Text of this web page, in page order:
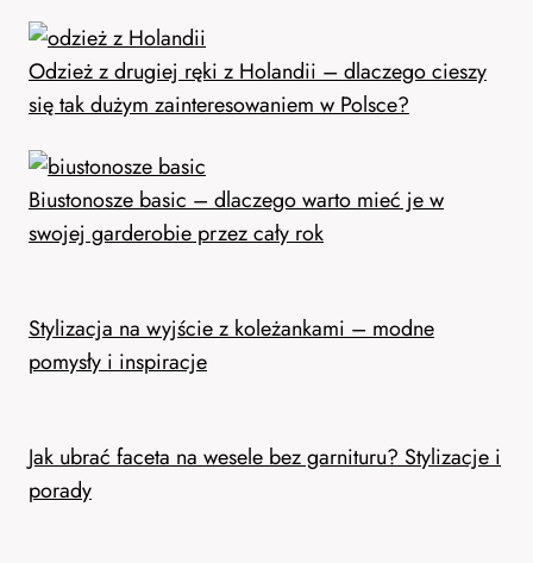
Odzież z drugiej ręki z Holandii – dlaczego cieszy
się tak dużym zainteresowaniem w Polsce?
Biustonosze basic – dlaczego warto mieć je w
swojej garderobie przez cały rok
Stylizacja na wyjście z koleżankami – modne
pomysły i inspiracje
Jak ubrać faceta na wesele bez garnituru? Stylizacje i
porady